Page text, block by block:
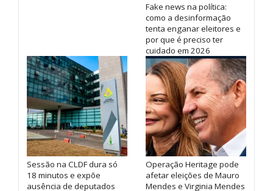
Fake news na política:
como a desinformação
tenta enganar eleitores e
por que é preciso ter
cuidado em 2026
Sessão na CLDF dura só
18 minutos e expõe
ausência de deputados
Operação Heritage pode
afetar eleições de Mauro
Mendes e Virginia Mendes